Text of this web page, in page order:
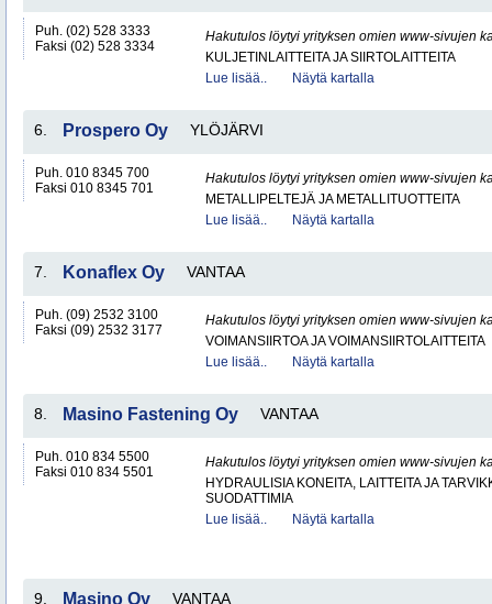
Puh. (02) 528 3333
Faksi (02) 528 3334
Hakutulos löytyi yrityksen omien www-sivujen
KULJETINLAITTEITA JA SIIRTOLAITTEITA
Lue lisää..
Näytä kartalla
6. Prospero Oy YLÖJÄRVI
Puh. 010 8345 700
Faksi 010 8345 701
Hakutulos löytyi yrityksen omien www-sivujen
METALLIPELTEJÄ JA METALLITUOTTEITA
Lue lisää..
Näytä kartalla
7. Konaflex Oy VANTAA
Puh. (09) 2532 3100
Faksi (09) 2532 3177
Hakutulos löytyi yrityksen omien www-sivujen
VOIMANSIIRTOA JA VOIMANSIIRTOLAITTEITA
Lue lisää..
Näytä kartalla
8. Masino Fastening Oy VANTAA
Puh. 010 834 5500
Faksi 010 834 5501
Hakutulos löytyi yrityksen omien www-sivujen
HYDRAULISIA KONEITA, LAITTEITA JA
SUODATTIMIA
Lue lisää..
Näytä kartalla
9. Masino Oy VANTAA